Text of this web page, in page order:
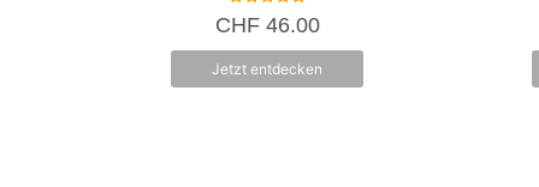
5.00
von 5
CHF46.00
Jetzt entdecken